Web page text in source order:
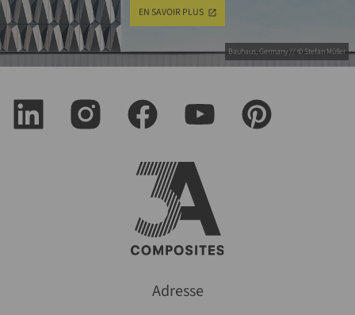
Bauhaus, Germany // © Stefan Müller
EN SAVOIR PLUS
Adresse